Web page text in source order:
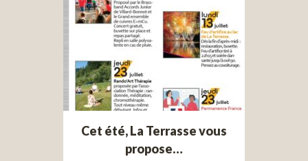
Cet été, La Terrasse vous
propose…